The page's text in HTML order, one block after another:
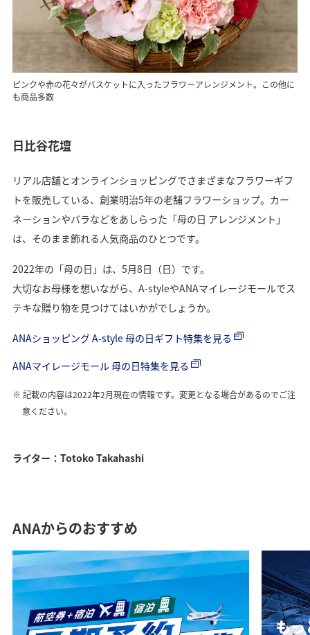
ピンクや赤の花々がバスケットに入ったフラワーアレンジメント。この他に
も商品多数
日比谷花壇
リアル店舗とオンラインショッピングでさまざまなフラワーギフ
トを販売している、創業明治5年の老舗フラワーショップ。カー
ネーションやバラなどをあしらった「母の日 アレンジメント」
は、そのまま飾れる人気商品のひとつです。
2022年の「母の日」は、5月8日（日）です。
大切なお母様を想いながら、A-styleやANAマイレージモールでス
テキな贈り物を見つけてはいかがでしょうか。
ANAショッピング A-style 母の日ギフト特集を見る
ANAマイレージモール 母の日特集を見る
記載の内容は2022年2月現在の情報です。変更となる場合があるのでご注
意ください。
ライター：Totoko Takahashi
ANAからのおすすめ